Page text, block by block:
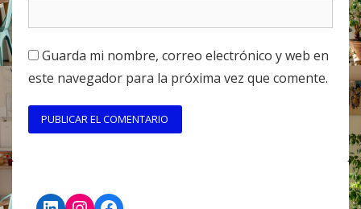
Guarda mi nombre, correo electrónico y web en
este navegador para la próxima vez que comente.